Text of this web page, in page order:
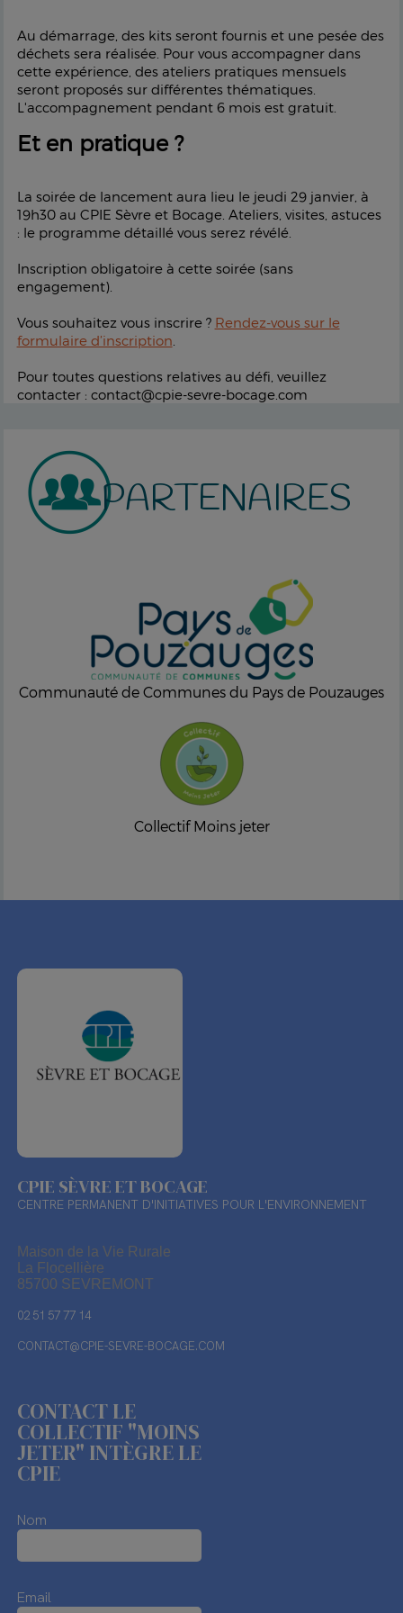
Au démarrage, des kits seront fournis et une pesée des
déchets sera réalisée. Pour vous accompagner dans
cette expérience, des ateliers pratiques mensuels
seront proposés sur différentes thématiques.
L'accompagnement pendant 6 mois est gratuit.
Et en pratique ?
La soirée de lancement aura lieu le jeudi 29 janvier, à
19h30 au CPIE Sèvre et Bocage. Ateliers, visites, astuces
: le programme détaillé vous serez révélé.
Inscription obligatoire à cette soirée (sans
engagement).
Vous souhaitez vous inscrire ? Rendez-vous sur le
formulaire d’inscription
Pour toutes questions relatives au défi, veuillez
contacter : contact@cpie-sevre-bocage.com
PARTENAIRES
Communauté de Communes du Pays de Pouzauges
Collectif Moins jeter
CPIE SÈVRE ET BOCAGE
CENTRE PERMANENT D'INITIATIVES POUR L'ENVIRONNEMENT
Maison de la Vie Rurale
La Flocellière
85700 SEVREMONT
02 51 57 77 14
CONTACT@CPIE-SEVRE-BOCAGE.COM
CONTACT LE
COLLECTIF "MOINS
JETER" INTÈGRE LE
CPIE
Nom
Email